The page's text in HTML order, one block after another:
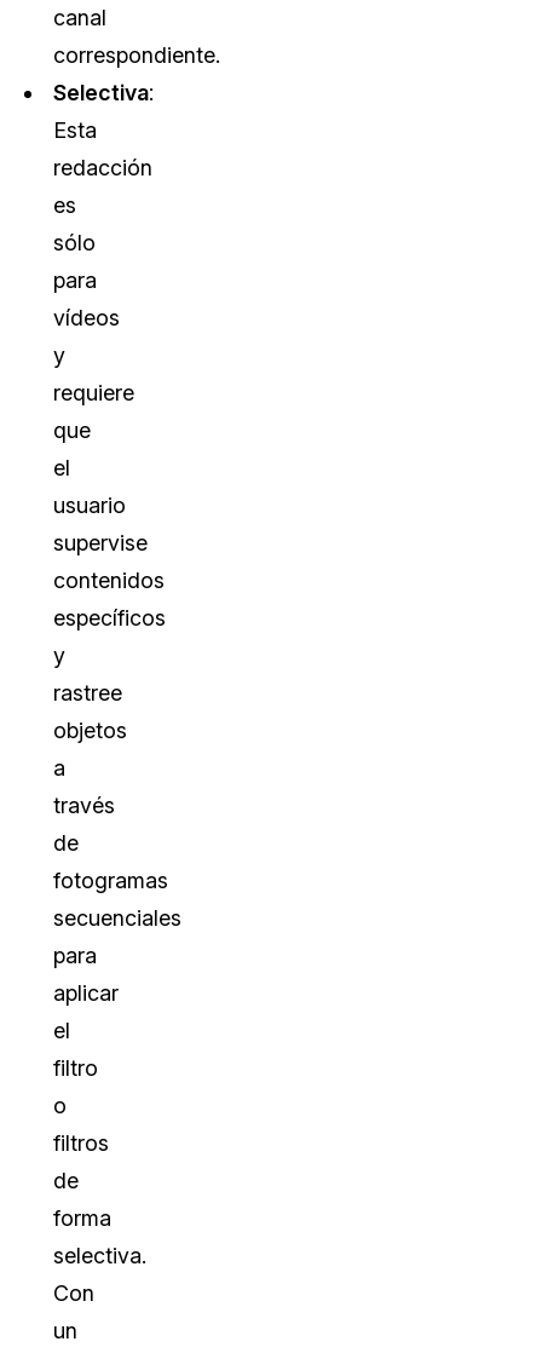
canal
correspondiente.
Selectiva:
Esta
redacción
es
sólo
para
vídeos
y
requiere
que
el
usuario
supervise
contenidos
específicos
y
rastree
objetos
a
través
de
fotogramas
secuenciales
para
aplicar
el
filtro
o
filtros
de
forma
selectiva.
Con
un